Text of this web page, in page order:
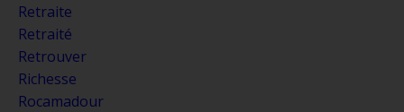
Retraite
Retraité
Retrouver
Richesse
Rocamadour